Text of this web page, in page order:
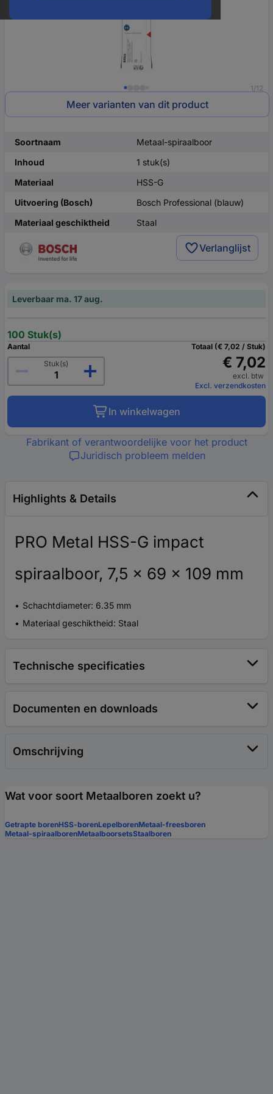
1/12
Meer varianten van dit product
Soortnaam
Metaal-spiraalboor
Inhoud
1 stuk(s)
Materiaal
HSS-G
Uitvoering (Bosch)
Bosch Professional (blauw)
Materiaal geschiktheid
Staal
Verlanglijst
Leverbaar ma. 17 aug.
100 Stuk(s)
Aantal
Stuk(s)
Totaal (€ 7,02 / Stuk)
€ 7,02
excl. btw
Excl. verzendkosten
In winkelwagen
Fabrikant of verantwoordelijke voor het product
Juridisch probleem melden
Highlights & Details
PRO Metal HSS-G impact
spiraalboor, 7,5 x 69 x 109 mm
Schachtdiameter: 6.35 mm
Materiaal geschiktheid: Staal
Technische specificaties
Documenten en downloads
Omschrijving
Wat voor soort Metaalboren zoekt u?
Getrapte borenHSS-borenLepelborenMetaal-freesboren
Metaal-spiraalborenMetaalboorsetsStaalboren